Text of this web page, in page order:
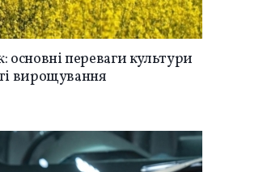
основні переваги культури
вирощування